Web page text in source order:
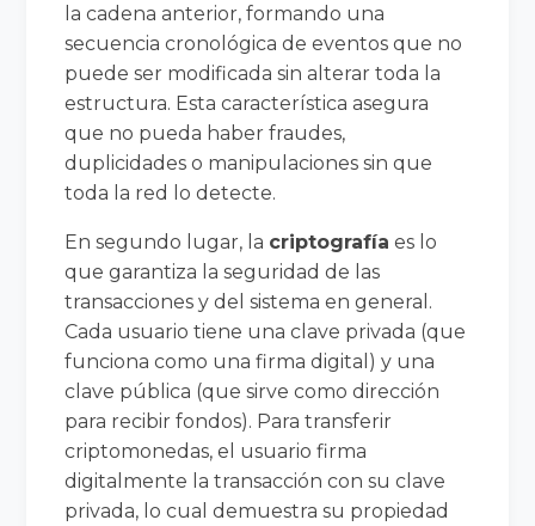
la cadena anterior, formando una
secuencia cronológica de eventos que no
puede ser modificada sin alterar toda la
estructura. Esta característica asegura
que no pueda haber fraudes,
duplicidades o manipulaciones sin que
toda la red lo detecte.
En segundo lugar, la criptografía es lo
que garantiza la seguridad de las
transacciones y del sistema en general.
Cada usuario tiene una clave privada (que
funciona como una firma digital) y una
clave pública (que sirve como dirección
para recibir fondos). Para transferir
criptomonedas, el usuario firma
digitalmente la transacción con su clave
privada, lo cual demuestra su propiedad